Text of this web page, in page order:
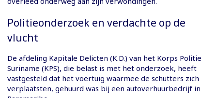
Politieonderzoek en verdachte op de
vlucht
De afdeling Kapitale Delicten (K.D.) van het Korps Politie
Suriname (KPS), die belast is met het onderzoek, heeft
vastgesteld dat het voertuig waarmee de schutters zich
verplaatsten, gehuurd was bij een autoverhuurbedrijf in